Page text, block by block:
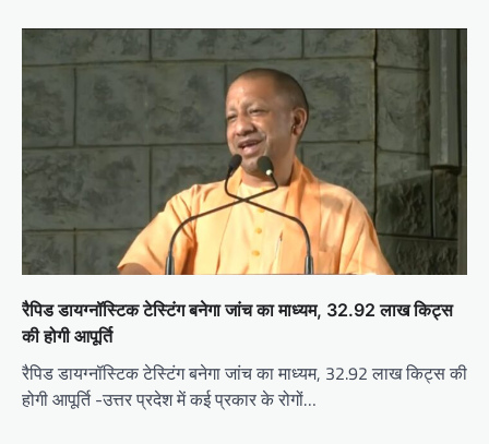
रैपिड डायग्नॉस्टिक टेस्टिंग बनेगा जांच का माध्यम, 32.92 लाख किट्स
की होगी आपूर्ति
रैपिड डायग्नॉस्टिक टेस्टिंग बनेगा जांच का माध्यम, 32.92 लाख किट्स की
होगी आपूर्ति -उत्तर प्रदेश में कई प्रकार के रोगों…